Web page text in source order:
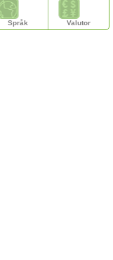
Språk Valutor